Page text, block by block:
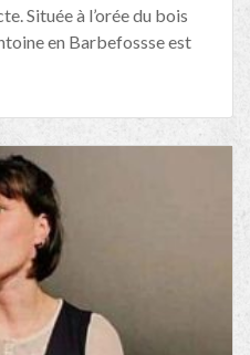
Située à l’orée du bois
en Barbefossse est